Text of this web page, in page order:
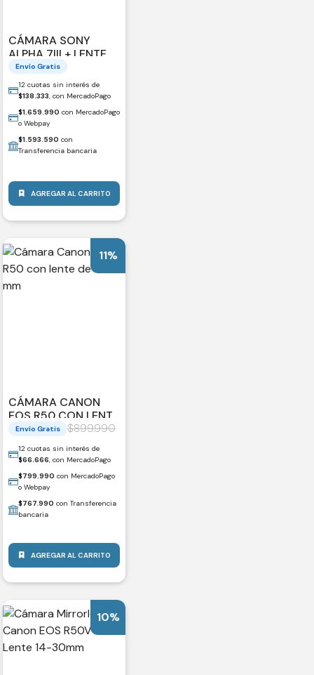
CÁMARA SONY
ALPHA 7III + LENTE
28-70MM
Envío Gratis
12 cuotas sin interés de
$138.333, con MercadoPago
$1.659.990 con MercadoPago
o Webpay
$1.593.590 con
Transferencia bancaria
AGREGAR AL CARRITO
11%
CÁMARA CANON
EOS R50 CON LENTE
DE 18-45 MM
$899.990
Envío Gratis
12 cuotas sin interés de
$66.666, con MercadoPago
$799.990 con MercadoPago
o Webpay
$767.990 con Transferencia
bancaria
AGREGAR AL CARRITO
10%